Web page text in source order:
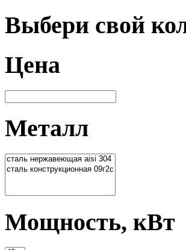
Выбери свой
Цена
Металл
Мощность, кВт